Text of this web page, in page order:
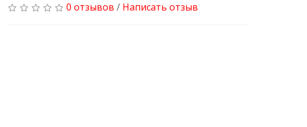
0 отзывов / Написать отзыв